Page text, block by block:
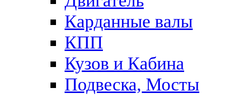
Карданные валы
КПП
Кузов и Кабина
Подвеска, Мосты